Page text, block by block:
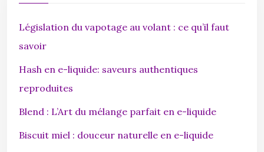
Législation du vapotage au volant : ce qu’il faut
savoir
Hash en e-liquide: saveurs authentiques
reproduites
Blend : L’Art du mélange parfait en e-liquide
Biscuit miel : douceur naturelle en e-liquide